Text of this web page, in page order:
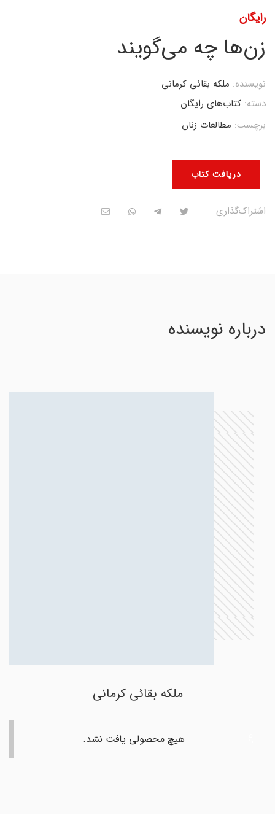
رایگان
زن‌ها چه می‌گویند
دریافت کتاب
نویسنده: ملکه بقائی کرمانی
دسته: کتاب‌های رایگان
برچسب: مطالعات زنان
اشتراک‌گذاری
درباره نویسنده
ملکه بقائی کرمانی
هیچ محصولی یافت نشد.